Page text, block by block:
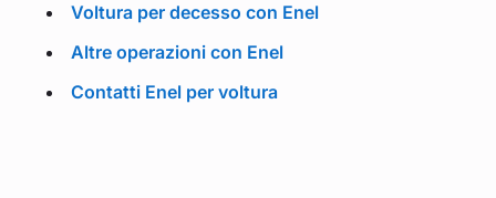
Voltura per decesso con Enel
Altre operazioni con Enel
Contatti Enel per voltura